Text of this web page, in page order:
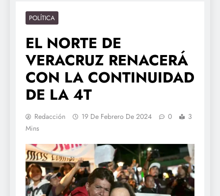
POLÍTICA
EL NORTE DE
VERACRUZ RENACERÁ
CON LA CONTINUIDAD
DE LA 4T
Redacción 19 De Febrero De 2024 0
3
Mins